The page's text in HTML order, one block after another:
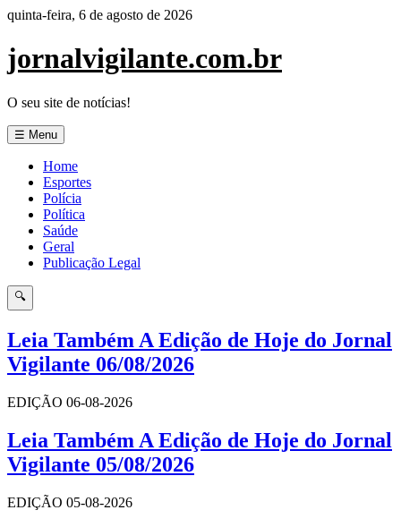
Pular
o
conteúdo
quinta-feira, 6 de agosto de 2026
jornalvigilante.com.br
O seu site de notícias!
☰ Menu
Home
Esportes
Polícia
Política
Saúde
Geral
Publicação Legal
🔍
Leia Também A Edição de Hoje do Jornal
Vigilante 06/08/2026
EDIÇÃO 06-08-2026
Leia Também A Edição de Hoje do Jornal
Vigilante 05/08/2026
EDIÇÃO 05-08-2026